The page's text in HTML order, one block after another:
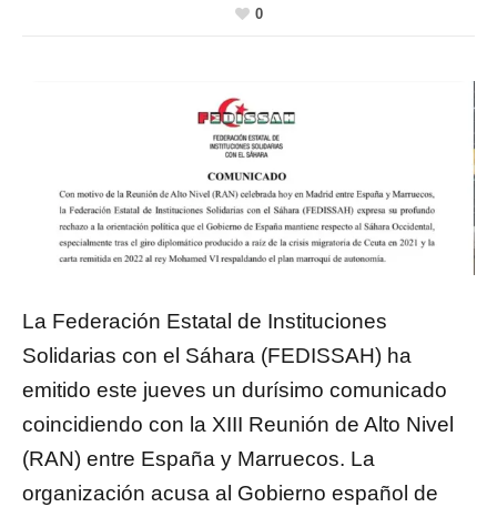
0
La Federación Estatal de Instituciones
Solidarias con el Sáhara (FEDISSAH) ha
emitido este jueves un durísimo comunicado
coincidiendo con la XIII Reunión de Alto Nivel
(RAN) entre España y Marruecos. La
organización acusa al Gobierno español de